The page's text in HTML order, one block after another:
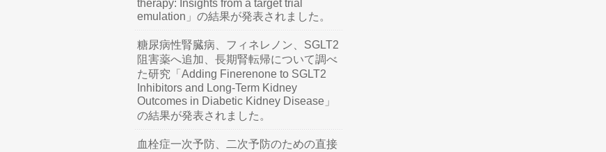
therapy: Insights from a target trial
emulation」の結果が発表されました。
糖尿病性腎臓病、フィネレノン、SGLT2
阻害薬へ追加、長期腎転帰について調べ
た研究「Adding Finerenone to SGLT2
Inhibitors and Long-Term Kidney
Outcomes in Diabetic Kidney Disease」
の結果が発表されました。
血栓症一次予防、二次予防のための直接